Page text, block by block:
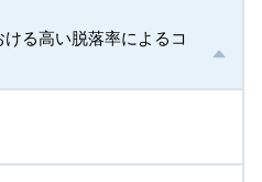
る高い脱落率によるコ